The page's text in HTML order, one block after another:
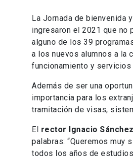
La Jornada de bienvenida
ingresaron el 2021 que no
alguno de los 39
a los nuevos alumnos a la
funcionamiento y
Además de ser una
importancia para los
tramitación de visas,
El rector Ignacio Sánchez
palabras: “Queremos muy
todos los años de